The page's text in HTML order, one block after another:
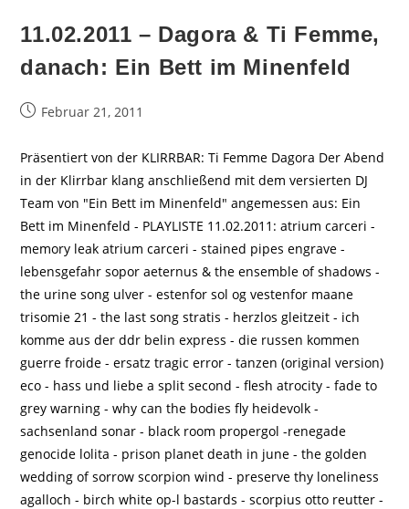
11.02.2011 – Dagora & Ti Femme,
danach: Ein Bett im Minenfeld
BeitragFebruar 21, 2011
Präsentiert von der KLIRRBAR: Ti Femme Dagora Der Abend
in der Klirrbar klang anschließend mit dem versierten DJ
Team von "Ein Bett im Minenfeld" angemessen aus: Ein
Bett im Minenfeld - PLAYLISTE 11.02.2011: atrium carceri -
memory leak atrium carceri - stained pipes engrave -
lebensgefahr sopor aeternus & the ensemble of shadows -
the urine song ulver - estenfor sol og vestenfor maane
trisomie 21 - the last song stratis - herzlos gleitzeit - ich
komme aus der ddr belin express - die russen kommen
guerre froide - ersatz tragic error - tanzen (original version)
eco - hass und liebe a split second - flesh atrocity - fade to
grey warning - why can the bodies fly heidevolk -
sachsenland sonar - black room propergol -renegade
genocide lolita - prison planet death in june - the golden
wedding of sorrow scorpion wind - preserve thy loneliness
agalloch - birch white op-l bastards - scorpius otto reutter -